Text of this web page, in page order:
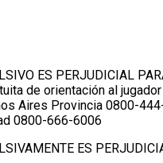
ES PERJUDICIAL
de orientación al jugador
Aires Provincia 0800-
0800-666-6006
ES